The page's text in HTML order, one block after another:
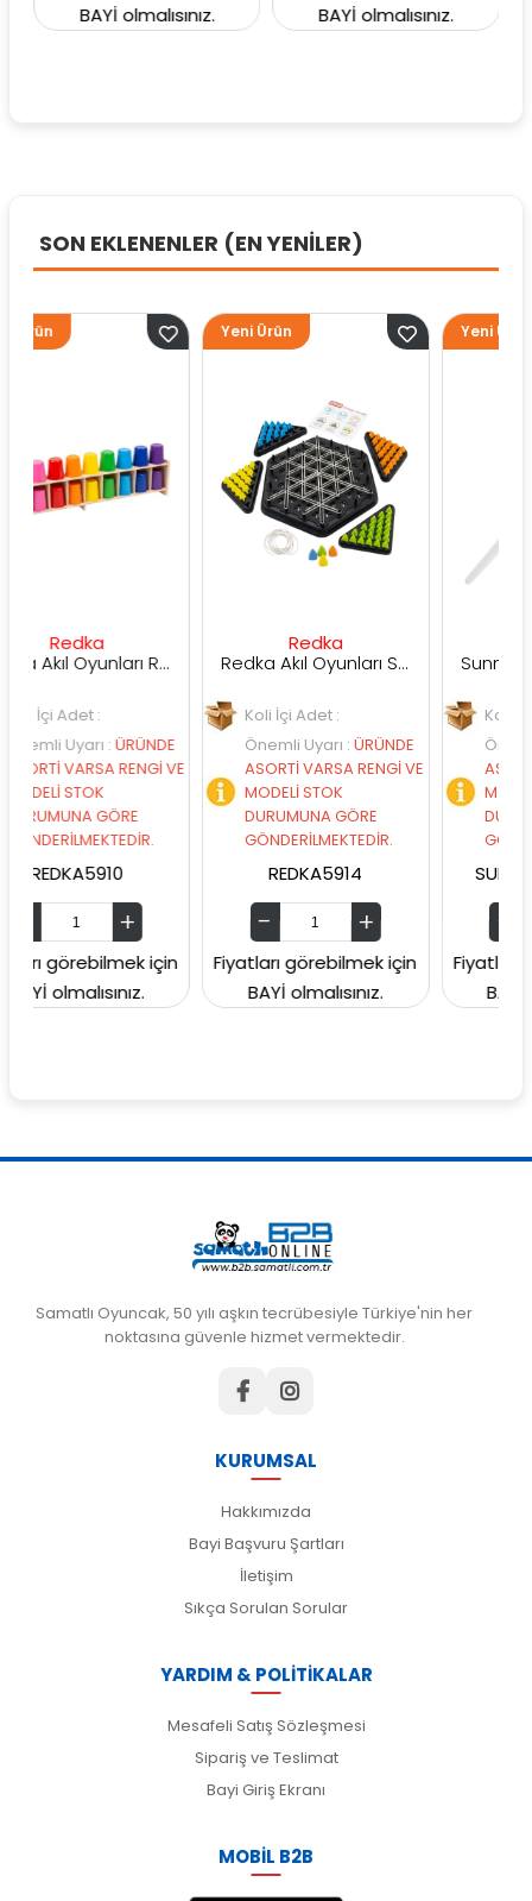
BAYİ olmalısınız.
BAYİ olmalısınız.
SON EKLENENLER (EN YENİLER)
Redka Akıl Oyunları Renk Dedektifi Oyunu
:ÜRÜNDE
RENGİ VE
GÖRE
için
Redka Akıl Oyunları Strateji Üçgeni Oyunu
Koli İçi Adet :
Önemli Uyarı:ÜRÜNDE
ASORTİ VARSA RENGİ VE
MODELİ STOK
DURUMUNA GÖRE
GÖNDERİLMEKTEDİR.
REDKA5914
Yeni Ürün
Fiyatları görebilmek için
BAYİ olmalısınız.
Koli İçi Adet :
Önemli Uyarı
ASORTİ VARSA
MODELİ STOK
DURUMUNA
Yeni Ürün
Fiyatları
BAYİ
Samatlı Oyuncak, 50 yılı aşkın tecrübesiyle Türkiye'nin her
noktasına güvenle hizmet vermektedir.
KURUMSAL
Hakkımızda
Bayi Başvuru Şartları
İletişim
Sıkça Sorulan Sorular
YARDIM & POLİTİKALAR
Mesafeli Satış Sözleşmesi
Sipariş ve Teslimat
Bayi Giriş Ekranı
MOBİL B2B